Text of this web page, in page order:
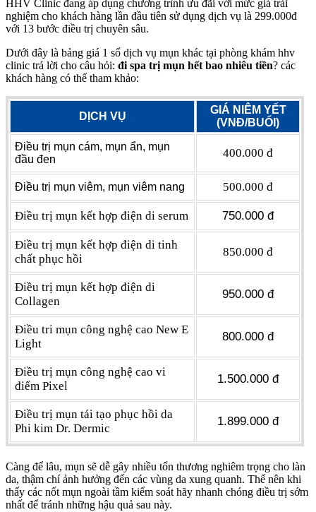
HHV Clinic đang áp dụng chương trình ưu đãi với mức giá trải
nghiệm cho khách hàng lần đầu tiên sử dụng dịch vụ là 299.000đ
với 13 bước điều trị chuyên sâu.
Dưới đây là bảng giá 1 số dịch vụ mụn khác tại phòng khám hhv
clinic trả lời cho câu hỏi: đi spa trị mụn hết bao nhiêu tiền? các
khách hàng có thể tham khảo:
DỊCH VỤ
GIÁ NIÊM YẾT
(VNĐ/BUỔI)
Điều trị mụn cám, mụn ẩn, mụn
đầu đen
400.000 đ
Điều trị mụn viêm, mụn viêm nang 500.000 đ
Điều trị mụn kết hợp điện di serum 750.000 đ
Điều trị mụn kết hợp điện di tinh
chất phục hồi
850.000 đ
Điều trị mụn kết hợp điện di
Collagen
950.000 đ
Điều tri mụn công nghệ cao New E
Light
800.000 đ
Điều trị mụn công nghệ cao vi
điểm Pixel
1.500.000 đ
Điều trị mụn tái tạo phục hồi da
Phi kim Dr. Dermic
1.899.000 đ
Càng để lâu, mụn sẽ dễ gây nhiều tổn thương nghiêm trọng cho làn
da, thậm chí ảnh hưởng đến các vùng da xung quanh. Thế nên khi
thấy các nốt mụn ngoài tầm kiểm soát hãy nhanh chóng điều trị sớm
nhất để tránh những hậu quả sau này.